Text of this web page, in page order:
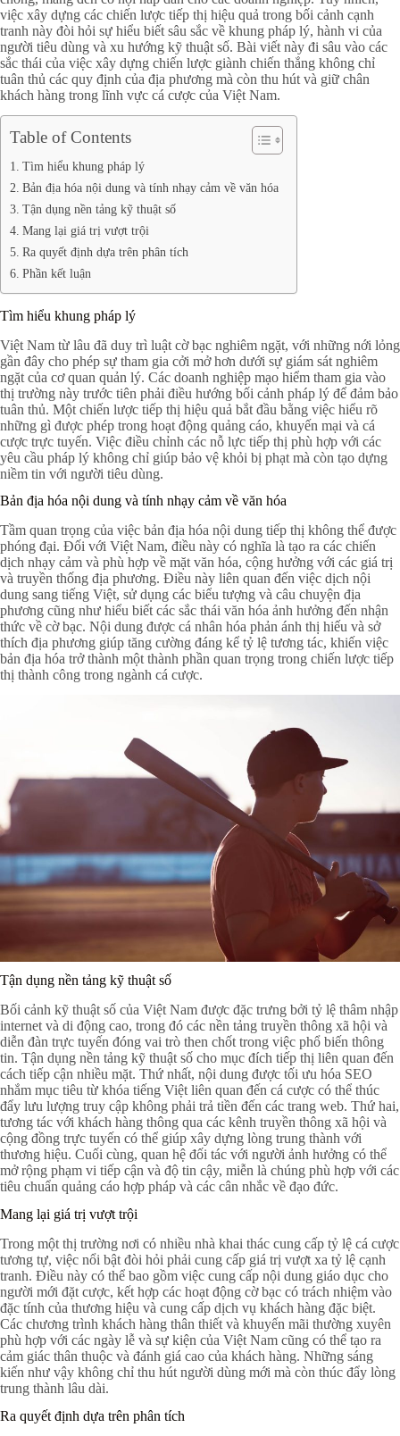
việc xây dựng các chiến lược tiếp thị hiệu quả trong bối cảnh cạnh
tranh này đòi hỏi sự hiểu biết sâu sắc về khung pháp lý, hành vi của
người tiêu dùng và xu hướng kỹ thuật số. Bài viết này đi sâu vào các
sắc thái của việc xây dựng chiến lược giành chiến thắng không chỉ
tuân thủ các quy định của địa phương mà còn thu hút và giữ chân
khách hàng trong lĩnh vực cá cược của Việt Nam.
Table of Contents
Tìm hiểu khung pháp lý
Bản địa hóa nội dung và tính nhạy cảm về văn hóa
Tận dụng nền tảng kỹ thuật số
Mang lại giá trị vượt trội
Ra quyết định dựa trên phân tích
Phần kết luận
Tìm hiểu khung pháp lý
Việt Nam từ lâu đã duy trì luật cờ bạc nghiêm ngặt, với những nới lỏng
gần đây cho phép sự tham gia cởi mở hơn dưới sự giám sát nghiêm
ngặt của cơ quan quản lý. Các doanh nghiệp mạo hiểm tham gia vào
thị trường này trước tiên phải điều hướng bối cảnh pháp lý để đảm bảo
tuân thủ. Một chiến lược tiếp thị hiệu quả bắt đầu bằng việc hiểu rõ
những gì được phép trong hoạt động quảng cáo, khuyến mại và cá
cược trực tuyến. Việc điều chỉnh các nỗ lực tiếp thị phù hợp với các
yêu cầu pháp lý không chỉ giúp bảo vệ khỏi bị phạt mà còn tạo dựng
niềm tin với người tiêu dùng.
Bản địa hóa nội dung và tính nhạy cảm về văn hóa
Tầm quan trọng của việc bản địa hóa nội dung tiếp thị không thể được
phóng đại. Đối với Việt Nam, điều này có nghĩa là tạo ra các chiến
dịch nhạy cảm và phù hợp về mặt văn hóa, cộng hưởng với các giá trị
và truyền thống địa phương. Điều này liên quan đến việc dịch nội
dung sang tiếng Việt, sử dụng các biểu tượng và câu chuyện địa
phương cũng như hiểu biết các sắc thái văn hóa ảnh hưởng đến nhận
thức về cờ bạc. Nội dung được cá nhân hóa phản ánh thị hiếu và sở
thích địa phương giúp tăng cường đáng kể tỷ lệ tương tác, khiến việc
bản địa hóa trở thành một thành phần quan trọng trong chiến lược tiếp
thị thành công trong ngành cá cược.
Tận dụng nền tảng kỹ thuật số
Bối cảnh kỹ thuật số của Việt Nam được đặc trưng bởi tỷ lệ thâm nhập
internet và di động cao, trong đó các nền tảng truyền thông xã hội và
diễn đàn trực tuyến đóng vai trò then chốt trong việc phổ biến thông
tin. Tận dụng nền tảng kỹ thuật số cho mục đích tiếp thị liên quan đến
cách tiếp cận nhiều mặt. Thứ nhất, nội dung được tối ưu hóa SEO
nhắm mục tiêu từ khóa tiếng Việt liên quan đến cá cược có thể thúc
đẩy lưu lượng truy cập không phải trả tiền đến các trang web. Thứ hai,
tương tác với khách hàng thông qua các kênh truyền thông xã hội và
cộng đồng trực tuyến có thể giúp xây dựng lòng trung thành với
thương hiệu. Cuối cùng, quan hệ đối tác với người ảnh hưởng có thể
mở rộng phạm vi tiếp cận và độ tin cậy, miễn là chúng phù hợp với các
tiêu chuẩn quảng cáo hợp pháp và các cân nhắc về đạo đức.
Mang lại giá trị vượt trội
Trong một thị trường nơi có nhiều nhà khai thác cung cấp tỷ lệ cá cược
tương tự, việc nổi bật đòi hỏi phải cung cấp giá trị vượt xa tỷ lệ cạnh
tranh. Điều này có thể bao gồm việc cung cấp nội dung giáo dục cho
người mới đặt cược, kết hợp các hoạt động cờ bạc có trách nhiệm vào
đặc tính của thương hiệu và cung cấp dịch vụ khách hàng đặc biệt.
Các chương trình khách hàng thân thiết và khuyến mãi thường xuyên
phù hợp với các ngày lễ và sự kiện của Việt Nam cũng có thể tạo ra
cảm giác thân thuộc và đánh giá cao của khách hàng. Những sáng
kiến như vậy không chỉ thu hút người dùng mới mà còn thúc đẩy lòng
trung thành lâu dài.
Ra quyết định dựa trên phân tích